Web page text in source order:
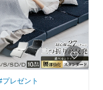
プレゼント